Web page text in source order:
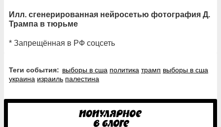
Илл. сгенерированная нейросетью фотография Д.
Трампа в тюрьме
* Запрещённая в РФ соцсеть
Теги события: выборы в сша политика трамп выборы в сша
украина израиль палестина